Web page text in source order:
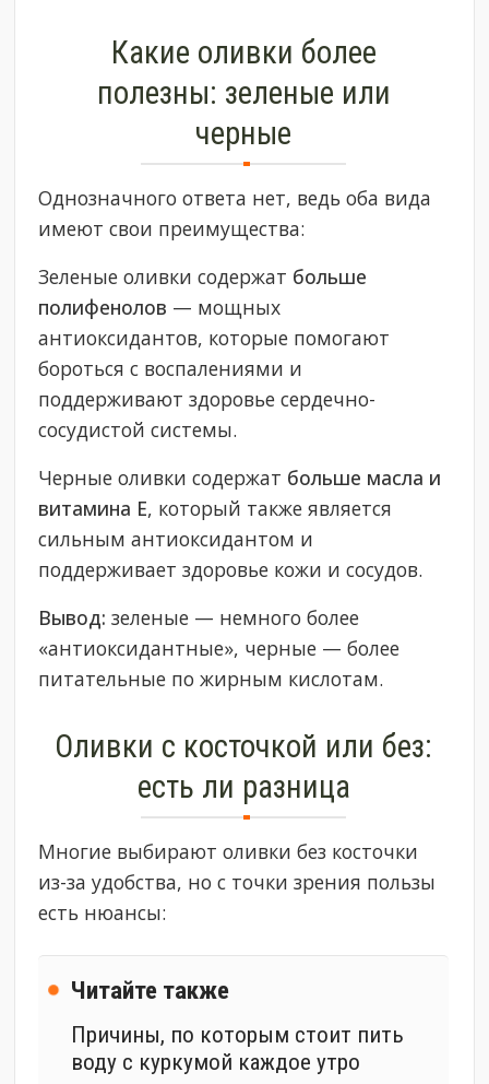
Какие оливки более
полезны: зеленые или
черные
Однозначного ответа нет, ведь оба вида
имеют свои преимущества:
Зеленые оливки содержат больше
полифенолов — мощных
антиоксидантов, которые помогают
бороться с воспалениями и
поддерживают здоровье сердечно-
сосудистой системы.
Черные оливки содержат больше масла и
витамина Е, который также является
сильным антиоксидантом и
поддерживает здоровье кожи и сосудов.
Вывод: зеленые — немного более
«антиоксидантные», черные — более
питательные по жирным кислотам.
Оливки с косточкой или без:
есть ли разница
Многие выбирают оливки без косточки
из-за удобства, но с точки зрения пользы
есть нюансы:
Читайте также
Причины, по которым стоит пить
воду с куркумой каждое утро